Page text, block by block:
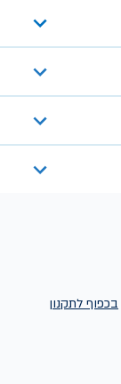
בכפוף לתקנון